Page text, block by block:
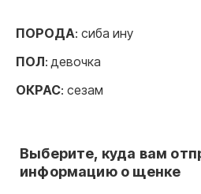
ПОРОДА: сиба ину
ПОЛ: девочка
ОКРАС: сезам
Выберите, куда вам
информацию о щенке